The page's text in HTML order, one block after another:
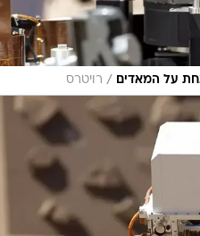
על המאדים / רויטרס